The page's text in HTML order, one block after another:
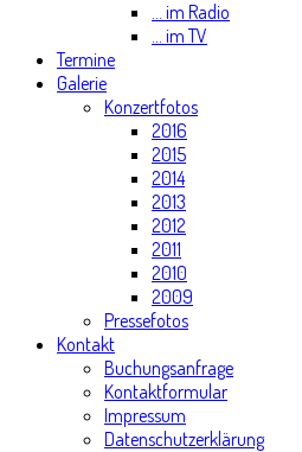
... im Radio
... im TV
Termine
Galerie
Konzertfotos
2016
2015
2014
2013
2012
2011
2010
2009
Pressefotos
Kontakt
Buchungsanfrage
Kontaktformular
Impressum
Datenschutzerklärung